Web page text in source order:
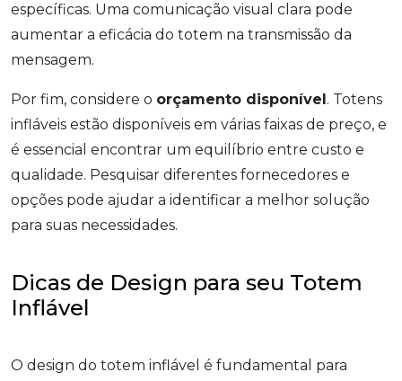
específicas. Uma comunicação visual clara pode
aumentar a eficácia do totem na transmissão da
mensagem.
Por fim, considere o orçamento disponível. Totens
infláveis estão disponíveis em várias faixas de preço, e
é essencial encontrar um equilíbrio entre custo e
qualidade. Pesquisar diferentes fornecedores e
opções pode ajudar a identificar a melhor solução
para suas necessidades.
Dicas de Design para seu Totem
Inflável
O design do totem inflável é fundamental para